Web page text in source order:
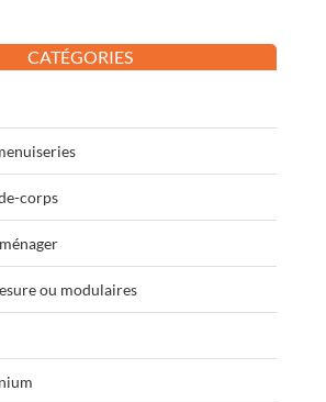
CATÉGORIES
corps
ou modulaires